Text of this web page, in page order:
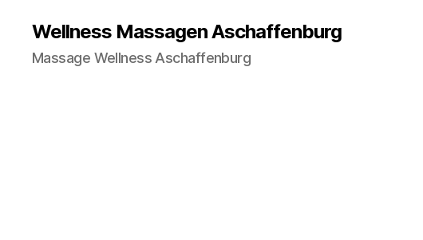
Wellness Massagen Aschaffenburg
Massage Wellness Aschaffenburg